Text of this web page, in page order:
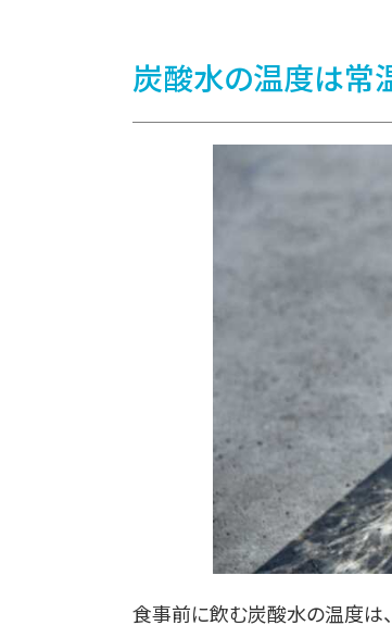
炭酸水の温度は常
食事前に飲む炭酸水の温度は、